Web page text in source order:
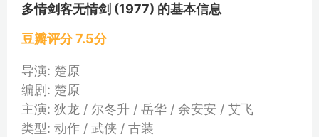
多情剑客无情剑 (1977) 的基本信息
豆瓣评分 7.5分
导演: 楚原
编剧: 楚原
主演: 狄龙 / 尔冬升 / 岳华 / 余安安 / 艾飞
类型: 动作 / 武侠 / 古装